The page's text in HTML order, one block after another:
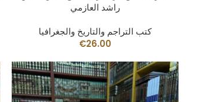
راشد العازمي
كتب التراجم والتاريخ والجغرافيا
€26.00